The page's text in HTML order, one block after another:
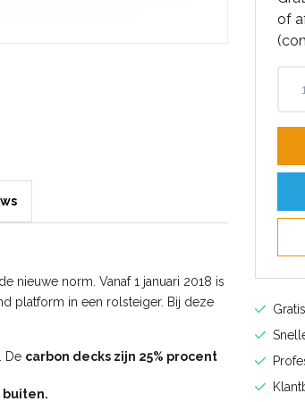
of
nieuwe norm. Vanaf 1 januari 2018 is
platform in een rolsteiger. Bij deze
De carbon decks zijn 25% procent
buiten.